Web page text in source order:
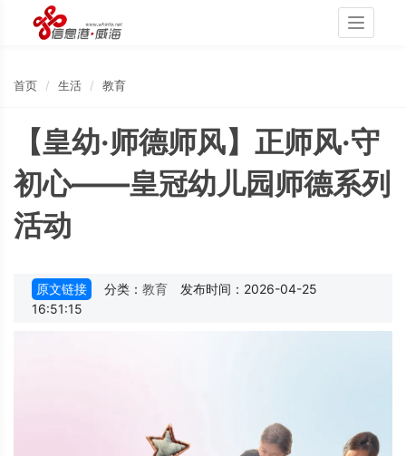
Toggle
首页 生活 教育
【皇幼·师德师风】正师风·守
初心——皇冠幼儿园师德系列
活动
原文链接 分类： 教育
发布时间：2026-04-25
16:51:15